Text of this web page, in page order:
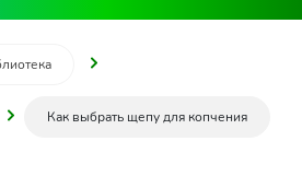
Как выбрать щепу для копчения